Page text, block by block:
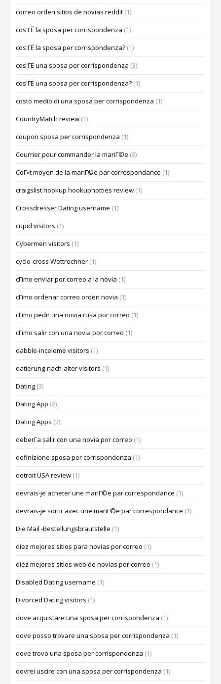
correo orden sitios de novias reddit (1)
cos'ГЁ la sposa per corrispondenza (1)
cos'ГЁ la sposa per corrispondenza? (1)
cos'ГЁ una sposa per corrispondenza (3)
cos'ГЁ una sposa per corrispondenza? (1)
costo medio di una sposa per corrispondenza (1)
CountryMatch review (1)
coupon sposa per corrispondenza (1)
Courrier pour commander la mariГ©e (3)
CoГ»t moyen de la mariГ©e par correspondance (1)
craigslist hookup hookuphotties review (1)
Crossdresser Dating username (1)
cupid visitors (1)
Cybermen visitors (1)
cyclo-cross Wettrechner (1)
cГіmo enviar por correo a la novia (1)
cГіmo ordenar correo orden novia (1)
cГіmo pedir una novia rusa por correo (1)
cГіmo salir con una novia por correo (1)
dabble-inceleme visitors (1)
datierung-nach-alter visitors (1)
Dating (3)
Dating App (2)
Dating Apps (2)
deberГ­a salir con una novia por correo (1)
definizione sposa per corrispondenza (1)
detroit USA review (1)
devrais-je acheter une mariГ©e par correspondance (1)
devrais-je sortir avec une mariГ©e par correspondance (1)
Die Mail -Bestellungsbrautstelle (1)
diez mejores sitios para novias por correo (1)
diez mejores sitios web de novias por correo (1)
Disabled Dating username (1)
Divorced Dating visitors (1)
dove acquistare una sposa per corrispondenza (1)
dove posso trovare una sposa per corrispondenza (1)
dove trovo una sposa per corrispondenza (1)
dovrei uscire con una sposa per corrispondenza (1)